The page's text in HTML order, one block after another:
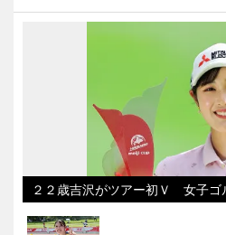
２２歳吉沢がツアー初Ｖ 女子ゴ